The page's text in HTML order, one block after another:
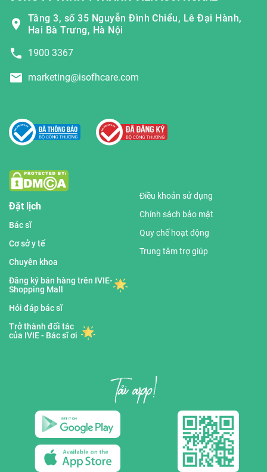
Tầng 3, số 35 Nguyễn Đình Chiểu, Lê Đại Hành,
Hai Bà Trưng, Hà Nội
1900 3367
marketing@isofhcare.com
Đặt lịch
Bác sĩ
Cơ sở y tế
Chuyên khoa
Đăng ký bán hàng trên IVIE-
Shopping Mall
Hỏi đáp bác sĩ
Trở thành đối tác
của IVIE - Bác sĩ ơi
Điều khoản sử dụng
Chính sách bảo mật
Quy chế hoạt động
Trung tâm trợ giúp